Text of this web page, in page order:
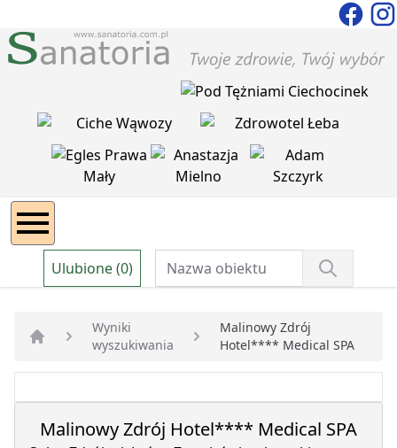
Ulubione (0)
Strona główna
Wyniki
wyszukiwania
Malinowy Zdrój
Hotel**** Medical SPA
Malinowy Zdrój Hotel**** Medical SPA